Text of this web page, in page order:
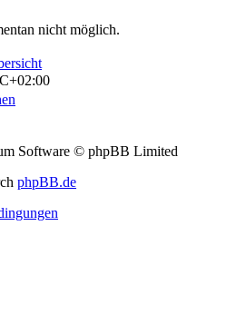
nicht möglich.
Software © phpBB Limited
phpBB.de